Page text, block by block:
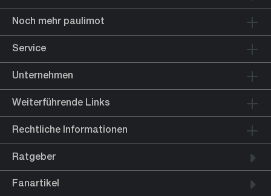
Noch mehr paulimot
Service
Unternehmen
Weiterführende Links
Rechtliche Informationen
Ratgeber
Fanartikel